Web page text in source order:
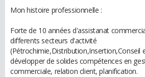
Mon histoire professionnelle :
Forte de 10 années d'assistanat
differents secteurs d'activité
(Pétrochimie,Distribution,Insertion,Conseil
développer de solides compétences en
commerciale, relation client, planification.